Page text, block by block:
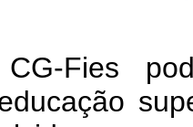
Fies